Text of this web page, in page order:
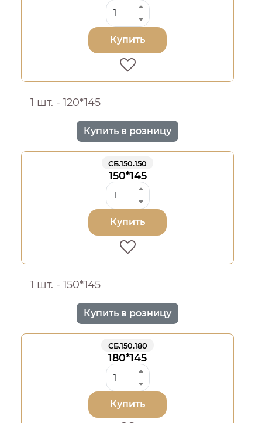
Купить
1 шт. - 120*145
Купить в розницу
СБ.150.150
150*145
Купить
1 шт. - 150*145
Купить в розницу
СБ.150.180
180*145
Купить